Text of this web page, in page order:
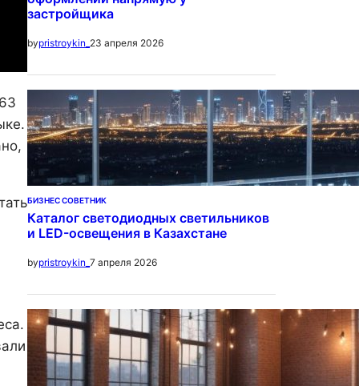
застройщика
bypristroykin_ 23 апреля 2026
БИЗНЕС СОВЕТНИК
Каталог светодиодных светильников
и LED-освещения в Казахстане
bypristroykin_ 7 апреля 2026